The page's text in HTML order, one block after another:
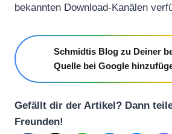
bekannten Download-Kanälen
Schmidtis Blog zu Deiner
Quelle bei Google
Gefällt dir der Artikel? Dann
Freunden!